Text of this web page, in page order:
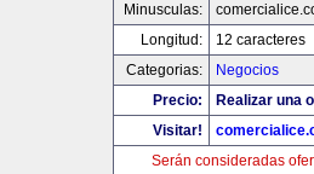
Minusculas:
Longitud:
12 caracteres
Categorias:
Negocios
Precio:
Realizar una
Visitar!
Serán consideradas